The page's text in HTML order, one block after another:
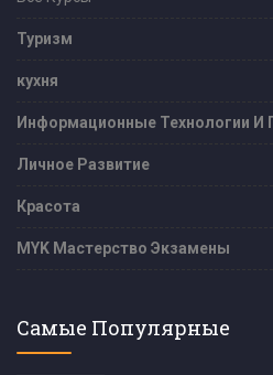
Туризм
кухня
Информационные Технологии И
Личное Развитие
Красота
MYK Мастерство Экзамены
Самые Популярные